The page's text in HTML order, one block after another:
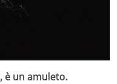
è un amuleto.